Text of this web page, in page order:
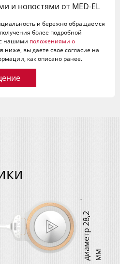
и новостями от MED-EL
и бережно обращаемся
более подробной
нашими положениями о
ниже, вы даете свое согласие на
как описано ранее.
д
и
а
м
е
т
р
2
8
,
2
м м